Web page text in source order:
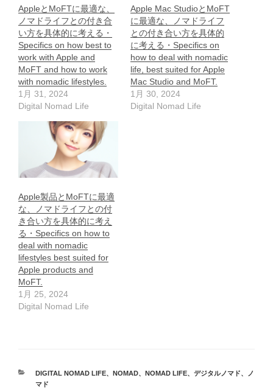
AppleとMoFTに最適な、
ノマドライフとの付き合
い方を具体的に考える・
Specifics on how best to
work with Apple and
MoFT and how to work
with nomadic lifestyles.
1月 31, 2024
Digital Nomad Life
Apple Mac StudioとMoFT
に最適な、ノマドライフ
との付き合い方を具体的
に考える・Specifics on
how to deal with nomadic
life, best suited for Apple
Mac Studio and MoFT.
1月 30, 2024
Digital Nomad Life
Apple製品とMoFTに最適
な、ノマドライフとの付
き合い方を具体的に考え
る・Specifics on how to
deal with nomadic
lifestyles best suited for
Apple products and
MoFT.
1月 25, 2024
Digital Nomad Life
カ
テ
DIGITAL NOMAD LIFE、 NOMAD、 NOMAD LIFE、 デジタルノマド、
ノ
マド